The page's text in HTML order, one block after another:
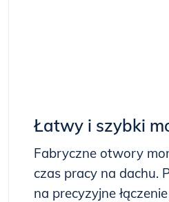
Łatwy i szybki
Fabryczne otwory
czas pracy na dachu.
na precyzyjne